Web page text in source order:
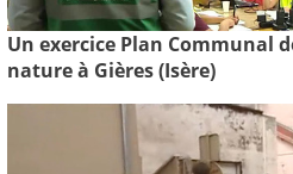
Un exercice Plan Communal
nature à Gières (Isère)